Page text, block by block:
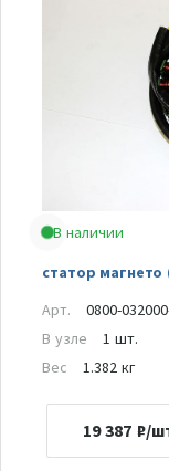
В наличии
статор магнето
Арт.
0800-
В узле
1 шт.
Вес
1.382 кг
19 387 ₽/